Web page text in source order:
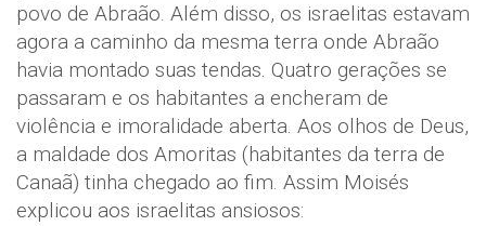
povo de Abraão. Além disso, os israelitas estavam
agora a caminho da mesma terra onde Abraão
havia montado suas tendas. Quatro gerações se
passaram e os habitantes a encheram de
violência e imoralidade aberta. Aos olhos de Deus,
a maldade dos Amoritas (habitantes da terra de
Canaã) tinha chegado ao fim. Assim Moisés
explicou aos israelitas ansiosos: